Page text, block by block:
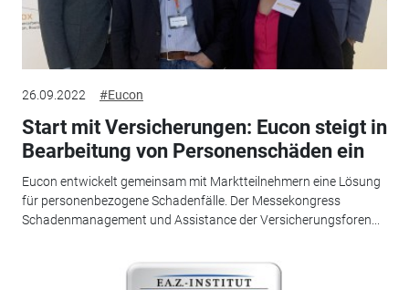
26.09.2022 #Eucon
Start mit Versicherungen: Eucon steigt in
Bearbeitung von Personenschäden ein
Eucon entwickelt gemeinsam mit Marktteilnehmern eine Lösung
für personenbezogene Schadenfälle. Der Messekongress
Schadenmanagement und Assistance der Versicherungsforen...